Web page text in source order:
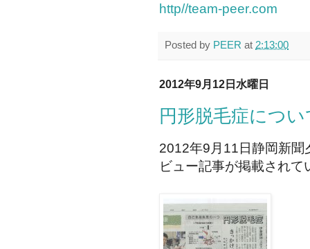
http//team-peer.com
Posted by PEER at 2:13:00
2012年9月12日水曜日
円形脱毛症につ
2012年9月11日静岡新聞
ビュー記事が掲載されて